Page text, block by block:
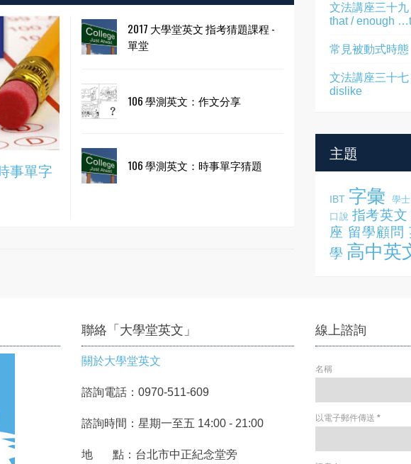
事單字
2017 大學堂英文 指考猜題課程 -
單堂
106 學測英文：作文分享
106 學測英文：時事單字猜題
文法講座三十
that / enough
常見被動式時態
文法講座三十
dislike
主題
IBT 字彙 學
口說 指考英文
座 留學顧問
學 高中英
聯絡「大學堂英文」
關於大學堂英文
諮詢電話：0970-511-609
諮詢時間：星期一至五 14:00 - 21:00
地 點：台北市中正紀念堂旁
線上諮詢
名稱
以電子郵件傳送 *